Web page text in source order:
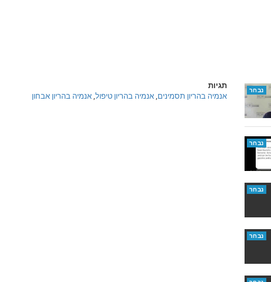
תגיות
אנמיה בהריון תסמינים, אנמיה בהריון טיפול, אנמיה בהריון אבחון
נבחר
נבחר
נבחר
נבחר